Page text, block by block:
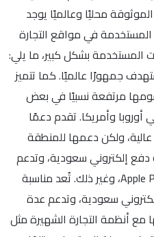
محليًا وعالميًا يوجد
المستخدمة في مواقع التجارة
المستخدمة بشكل كبير، ما يلي:
جمهورًا عالميًا. كما تتميز
مرتفعة نسبيًا في بعض
أوروبا وأمريكا. تقدم دعمًا
ولكن دعمها للمنطقة
دفع إلكتروني سعودية، وتدعم
الدفع عبر STC Pay، و مدى، و Apple Pay، وغير ذلك. تُعد مناسبة
سعودية، وتدعم عدة
مع أنظمة التجارة الشهيرة مثل